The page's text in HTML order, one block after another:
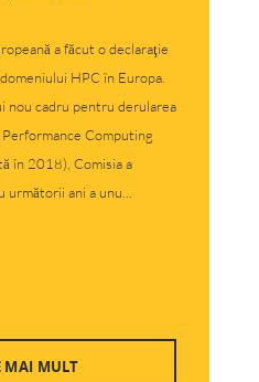
a făcut o declaraţie
HPC în Europa.
nou cadru pentru derularea
Computing
în 2018), Comisia a
ani a unu...
MAI MULT